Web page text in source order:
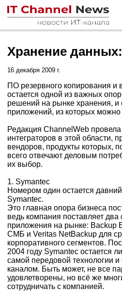
Хранение
16 декабря 2009 г.
ПО резервного копирования и
остается одной из важных
решений на рынке хранения, и
приложений, из которых можно
Редакция ChannelWeb
интеграторов в этой области,
вендоров, продукты которых,
всего отвечают деловым
их выбор.
1. Symantec
Номером один остается
Symantec.
Это главная опора бизнеса
ведь компания поставляет
приложения на рынке: Backup
СМБ и Veritas NetBackup для
корпоративного сегментов.
2004 году Symantec остается
самой передовой технологии и
каналом. Быть может, не все
удовлетворены, но всё же
сотрудничать с компанией.